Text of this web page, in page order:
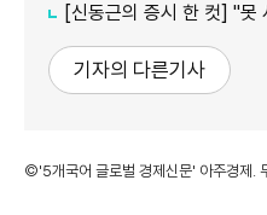
[신동근의 증시 한 컷] "못 사서 불안"
기자의 다른기사
©'5개국어 글로벌 경제신문' 아주경제.